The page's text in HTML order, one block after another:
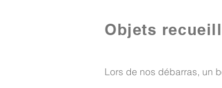
Objets
Lors de nos débarras, un